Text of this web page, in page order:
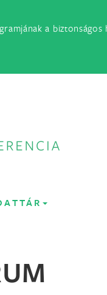
a biztonságos